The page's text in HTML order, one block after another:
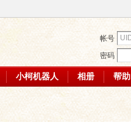
帐号
密码
小柯机器人 相册 帮助